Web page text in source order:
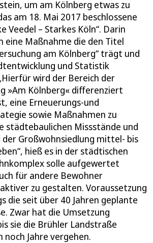
um am Kölnberg etwas zu
am 18. Mai 2017 beschlossene
Veedel – Starkes Köln“. Darin
eine Maßnahme die den Titel
am Kölnberg“ trägt und
und Statistik
wird der Bereich der
»Am Kölnberg« differenziert
eine Erneuerungs-und
sowie Maßnahmen zu
städtebaulichen Missstände und
der Großwohnsiedlung mittel- bis
hieß es in der städtischen
solle aufgewertet
für andere Bewohner
zu gestalten. Voraussetzung
die seit über 40 Jahren geplante
Zwar hat die Umsetzung
sie die Brühler Landstraße
Jahre vergehen.